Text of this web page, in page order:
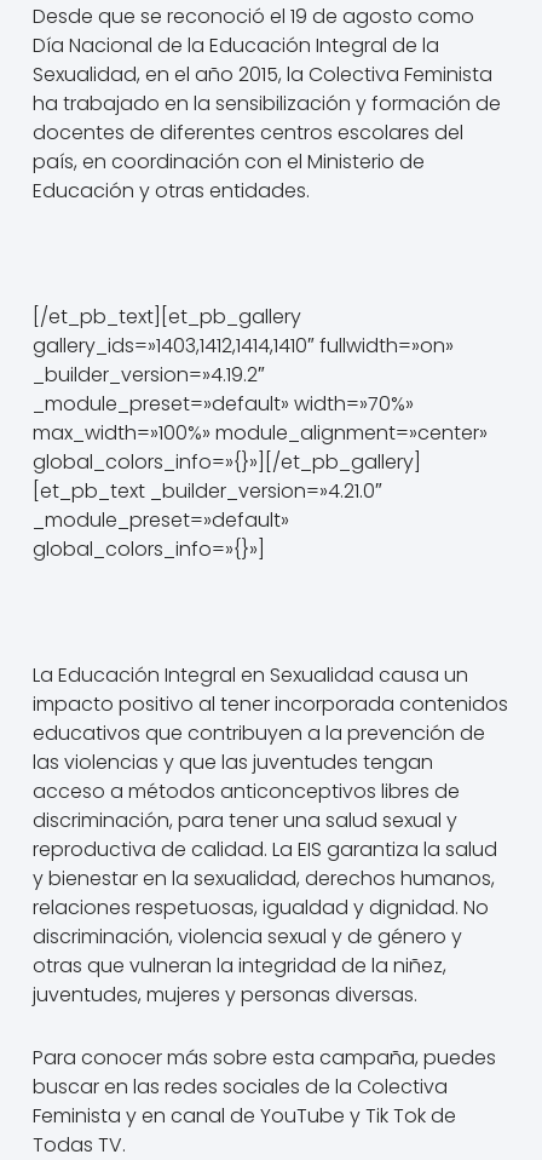
Desde que se reconoció el 19 de agosto como
Día Nacional de la Educación Integral de la
Sexualidad, en el año 2015, la Colectiva Feminista
ha trabajado en la sensibilización y formación de
docentes de diferentes centros escolares del
país, en coordinación con el Ministerio de
Educación y otras entidades.
[/et_pb_text][et_pb_gallery
gallery_ids=»1403,1412,1414,1410″ fullwidth=»on»
_builder_version=»4.19.2″
_module_preset=»default» width=»70%»
max_width=»100%» module_alignment=»center»
global_colors_info=»{}»][/et_pb_gallery]
[et_pb_text _builder_version=»4.21.0″
_module_preset=»default»
global_colors_info=»{}»]
La Educación Integral en Sexualidad causa un
impacto positivo al tener incorporada contenidos
educativos que contribuyen a la prevención de
las violencias y que las juventudes tengan
acceso a métodos anticonceptivos libres de
discriminación, para tener una salud sexual y
reproductiva de calidad. La EIS garantiza la salud
y bienestar en la sexualidad, derechos humanos,
relaciones respetuosas, igualdad y dignidad. No
discriminación, violencia sexual y de género y
otras que vulneran la integridad de la niñez,
juventudes, mujeres y personas diversas.
Para conocer más sobre esta campaña, puedes
buscar en las redes sociales de la Colectiva
Feminista y en canal de YouTube y Tik Tok de
Todas TV.